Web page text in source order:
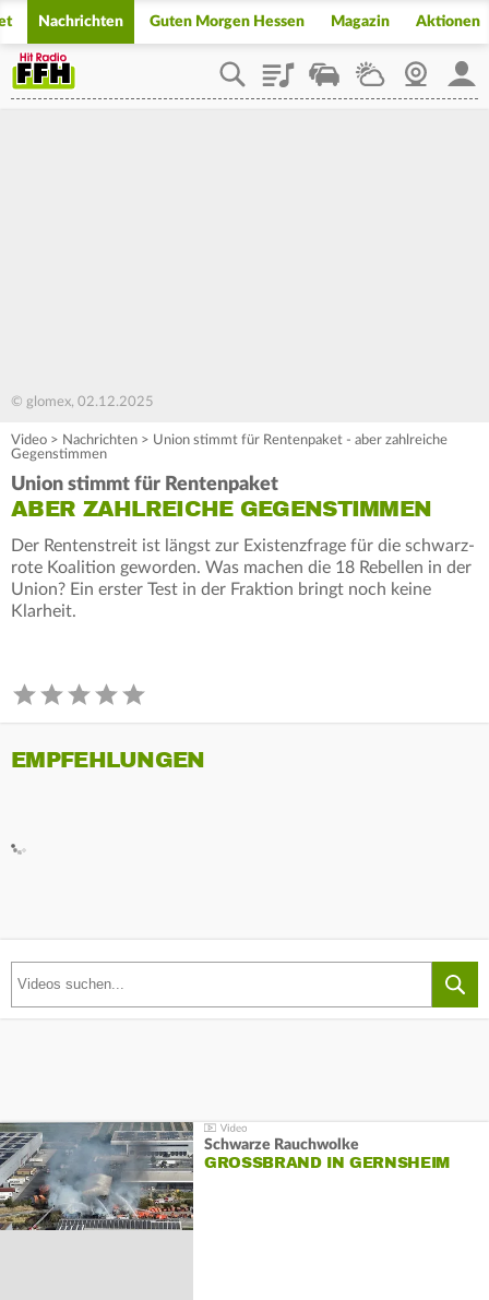
Nachrichten Guten Morgen Hessen Magazin Aktionen
PlaylistStaupilotWetterWebcam
© glomex, 02.12.2025
Video > Nachrichten > Union stimmt für Rentenpaket - aber zahlreiche
Gegenstimmen
Union stimmt für Rentenpaket
ABER ZAHLREICHE GEGENSTIMMEN
Der Rentenstreit ist längst zur Existenzfrage für die schwarz-
rote Koalition geworden. Was machen die 18 Rebellen in der
Union? Ein erster Test in der Fraktion bringt noch keine
Klarheit.
EMPFEHLUNGEN
Schwarze Rauchwolke
GROSSBRAND IN GERNSHEIM